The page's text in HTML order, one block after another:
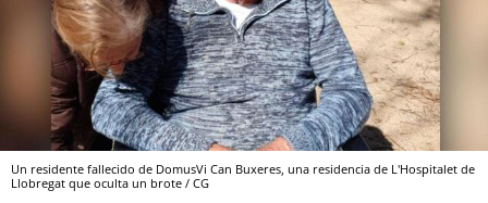
Un residente fallecido de DomusVi Can Buxeres, una residencia de L'Hospitalet de
Llobregat que oculta un brote / CG